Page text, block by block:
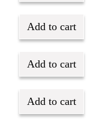
Add to cart
Add to cart
Add to cart